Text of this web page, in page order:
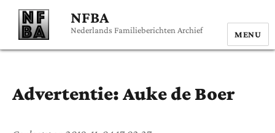
NFBA
Nederlands Familieberichten Archief MENU
Advertentie: Auke de Boer